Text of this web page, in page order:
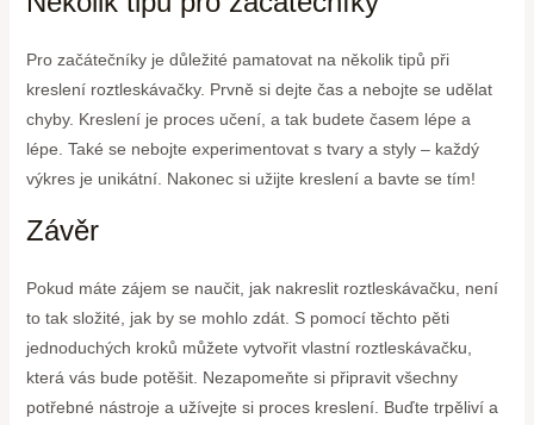
Pro začátečníky je důležité pamatovat na několik tipů při
kreslení roztleskávačky. Prvně si dejte čas a nebojte se udělat
chyby. Kreslení je proces učení, a tak budete časem lépe a
lépe. Také se nebojte experimentovat s tvary a styly – každý
výkres je unikátní. Nakonec si užijte kreslení a bavte se tím!
Závěr
Pokud máte zájem se naučit, jak nakreslit roztleskávačku, není
to tak složité, jak by se mohlo zdát. S pomocí těchto pěti
jednoduchých kroků můžete vytvořit vlastní roztleskávačku,
která vás bude potěšit. Nezapomeňte si připravit všechny
potřebné nástroje a užívejte si proces kreslení. Buďte trpěliví a